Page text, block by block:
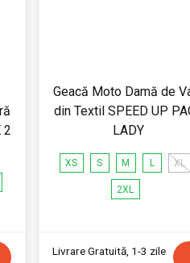
2
Geacă Moto Damă de
din Textil SPEED UP
LADY
XS S M L XL
2XL
Livrare Gratuită, 1-3 zile